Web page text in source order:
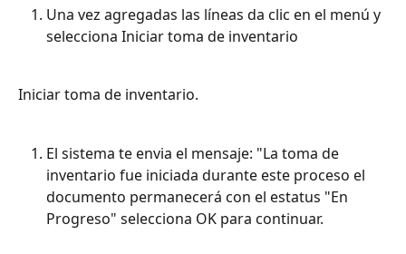
Una vez agregadas las líneas da clic en el menú y
selecciona Iniciar toma de inventario
Iniciar toma de inventario.
El sistema te envia el mensaje: "La toma de
inventario fue iniciada durante este proceso el
documento permanecerá con el estatus "En
Progreso" selecciona OK para continuar.